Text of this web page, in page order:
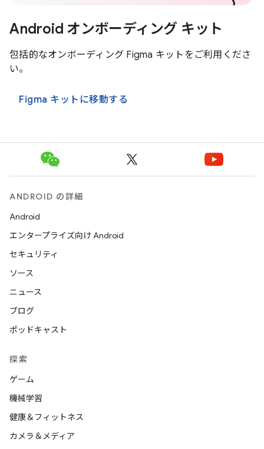
Android オンボーディング キット
包括的なオンボーディング Figma キットをご利用くださ
い。
Figma キットに移動する
ANDROID の詳細
Android
エンタープライズ向け Android
セキュリティ
ソース
ニュース
ブログ
ポッドキャスト
探索
ゲーム
機械学習
健康＆フィットネス
カメラ＆メディア